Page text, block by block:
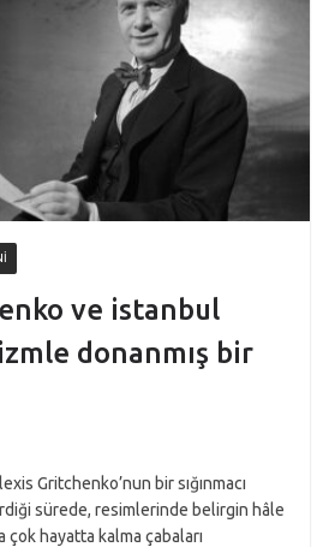
ve istanbul
donanmış bir
Gritchenko’nun bir sığınmacı
sürede, resimlerinde belirgin hâle
hayatta kalma çabaları